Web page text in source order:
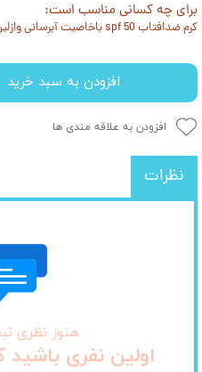
برای چه کسانی مناسب است:
کرم ضدافتاب spf 50 باخاصیت آبرسانی وازلین، مناسب انواع پوست است.
افزودن به سبد خرید
افزودن به علاقه مندی ها
نظرات
هنوز نظری
اولین نفری